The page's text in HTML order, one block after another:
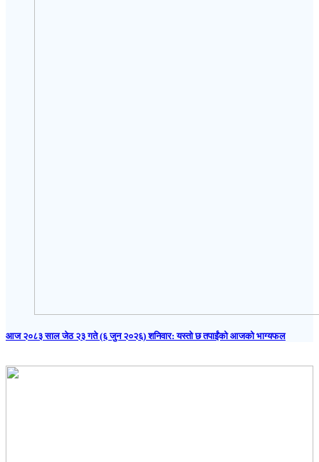
आज २०८३ साल जेठ २३ गते (६ जुन २०२६) शनिवार: यस्तो छ तपाईंको आजको भाग्यफल